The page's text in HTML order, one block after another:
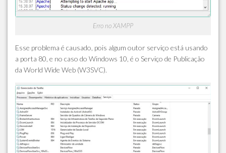
Erro no XAMPP
Esse problema é causado, pois algum outor serviço está usando
a porta 80, e no caso do Windows 10, é o Serviço de Publicação
da World Wide Web (W3SVC).